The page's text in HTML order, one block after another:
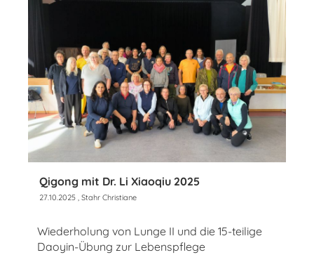
Qigong mit Dr. Li Xiaoqiu 2025
27.10.2025 , Stahr Christiane
Wiederholung von Lunge II und die 15-teilige
Daoyin-Übung zur Lebenspflege